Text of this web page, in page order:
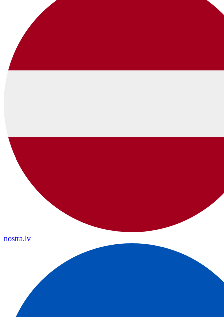
nostra.lv